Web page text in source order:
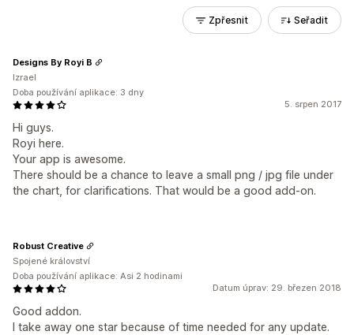
Zpřesnit Seřadit
5. srpen 2017
Hi guys.
Royi here.
Your app is awesome.
There should be a chance to leave a small png / jpg file under
the chart, for clarifications. That would be a good add-on.
Designs By Royi B
Izrael
Doba používání aplikace: 3 dny
Datum úprav: 29. březen 2018
Good addon.
I take away one star because of time needed for any update.
Robust Creative
Spojené království
Doba používání aplikace: Asi 2 hodinami